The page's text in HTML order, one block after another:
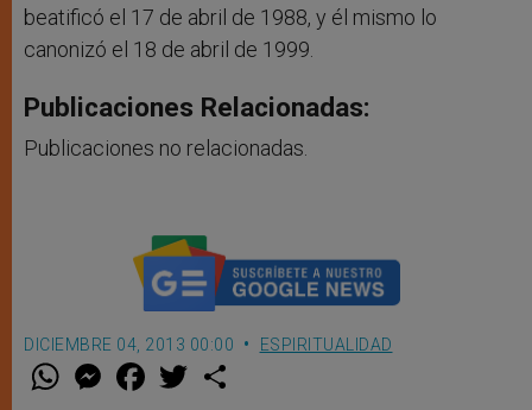
beatificó el 17 de abril de 1988, y él mismo lo
canonizó el 18 de abril de 1999.
Publicaciones Relacionadas:
Publicaciones no relacionadas.
DICIEMBRE 04, 2013 00:00 ESPIRITUALIDAD
W M
e
F
a w